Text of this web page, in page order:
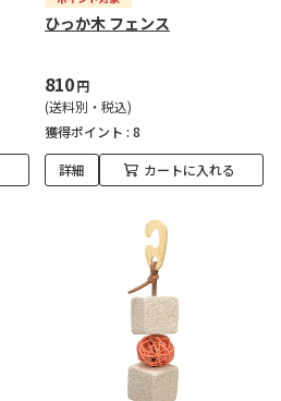
ひっか木 フェンス
810円
(送料別・税込)
獲得ポイント : 8
詳細 カートに入れる